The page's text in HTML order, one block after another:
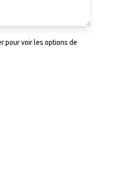
pour voir les options de